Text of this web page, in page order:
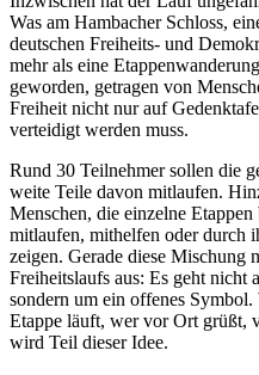
Was am Hambacher Schloss,
deutschen Freiheits- und
mehr als eine
geworden, getragen von
Freiheit nicht nur auf
verteidigt werden muss.
Rund 30 Teilnehmer sollen die
weite Teile davon mitlaufen.
Menschen, die einzelne
mitlaufen, mithelfen oder durch
zeigen. Gerade diese Mischung
Freiheitslaufs aus: Es geht nicht
sondern um ein offenes
Etappe läuft, wer vor Ort grüßt,
wird Teil dieser Idee.